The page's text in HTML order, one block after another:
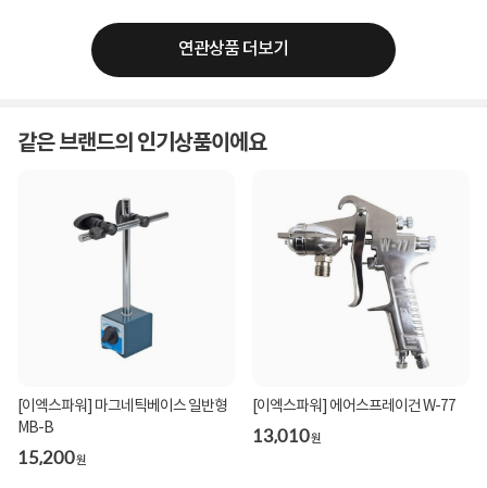
연관상품 더보기
같은 브랜드의 인기상품이에요
[이엑스파워] 마그네틱베이스 일반형
MB-B
15,200원
[이엑스파워] 에어스프레이건 W-77
13,010원